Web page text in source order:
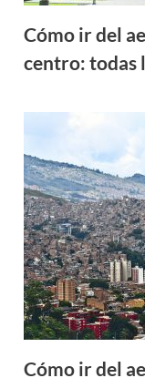
Cómo ir del
centro: todas
Cómo ir del